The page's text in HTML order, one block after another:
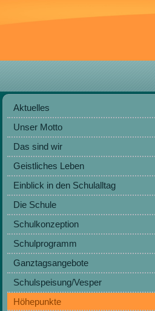
Aktuelles
Unser Motto
Das sind wir
Geistliches Leben
Einblick in den Schulalltag
Die Schule
Schulkonzeption
Schulprogramm
Ganztagsangebote
Schulspeisung/Vesper
Höhepunkte